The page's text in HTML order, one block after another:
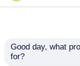
場合
工業用シート金属
Good day, what
for?